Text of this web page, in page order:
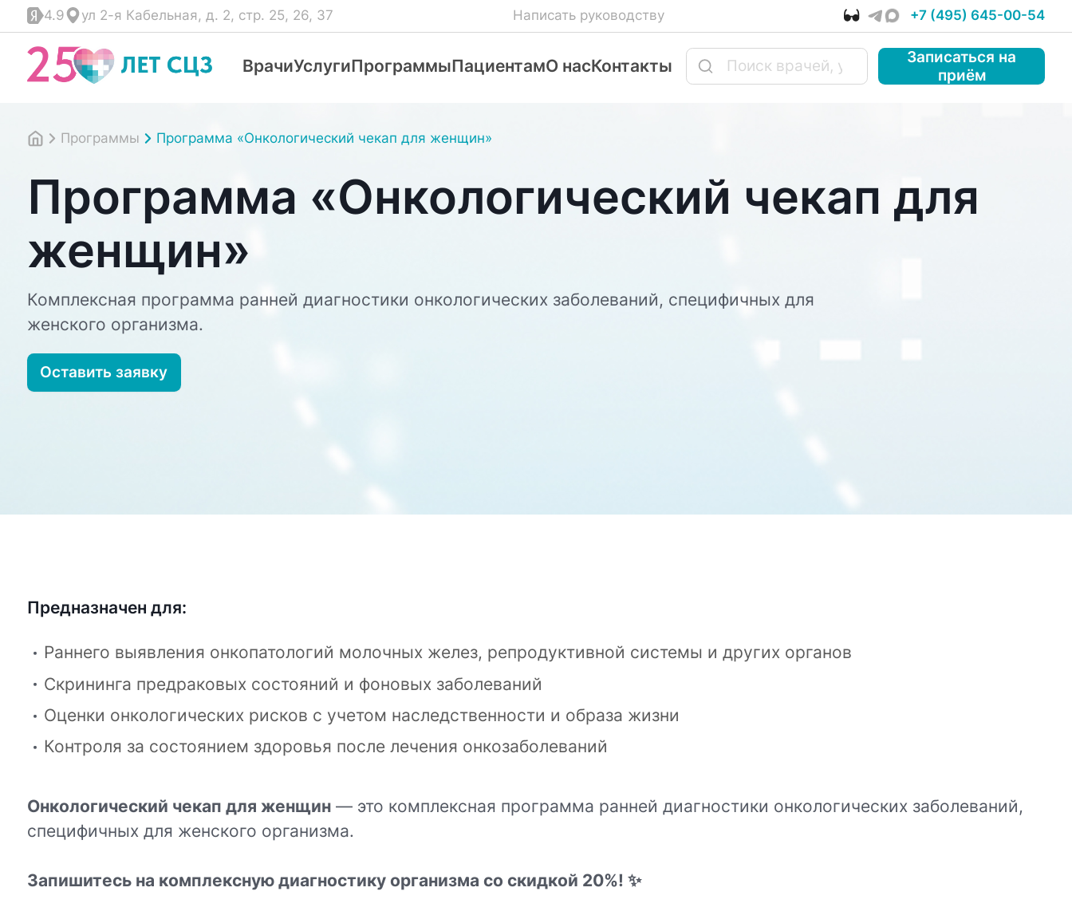
4.9 ул 2-я Кабельная, д. 2, стр. 25, 26, 37 Написать руководству +7 (495) 645-00-54
ВрачиУслугиПрограммыПациентамО насКонтакты Записаться на
приём
Программы Программа «Онкологический чекап для женщин»
Программа «Онкологический чекап для
женщин»
Комплексная программа ранней диагностики онкологических заболеваний, специфичных для
женского организма.
Оставить заявку
Предназначен для:
Раннего выявления онкопатологий молочных желез, репродуктивной системы и других органов
Скрининга предраковых состояний и фоновых заболеваний
Оценки онкологических рисков с учетом наследственности и образа жизни
Контроля за состоянием здоровья после лечения онкозаболеваний
Онкологический чекап для женщин— это комплексная программа ранней диагностики онкологических заболеваний,
специфичных для женского организма.
Запишитесь на комплексную диагностику организма со скидкой 20%! ✨